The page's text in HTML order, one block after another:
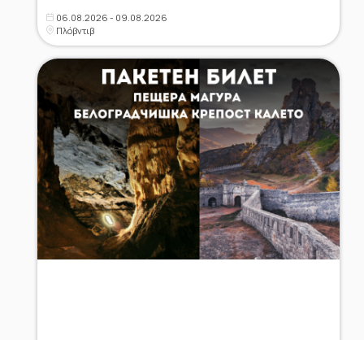
06.08.2026 - 09.08.2026
Πλόβντιβ